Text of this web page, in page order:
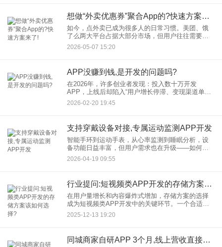
想做“外卖优惠券”聚合App的?快速方案来了!
如今，点外卖已成为很多人的日常习惯。美团、饿
了么两大平台占据大部分市场，但用户往往需要在
两个App之间切换比价、找优惠券，体验并不顺畅。
于是，一个新兴方向应运而生——外卖优惠券聚合
2026-05-07 15:20
APP没赚到钱,是开发的问题吗?
在2026年，许多创业者发现：投入数十万开发
APP，上线后却陷入“用户增长停滞、变现渠道单
一”的困境。APP没赚到钱，真的是开发环节出了问
题吗？答案远非“是”或“否”这般简单，其涉及技术实
2026-02-20 19:45
支持穿戴设备对接,专属运动监测APP开发
智能手环到运动手表，从心率监测到睡眠分析，设
备功能日益丰富，但用户需求也在升级——如何让
数据发挥更大价值？如何通过专属APP实现个性化
运动管理？ 答案在于运动监测APP开发与穿戴设备
2026-04-19 09:55
行业提问:短视频类APP开发的存储方案该如何选择?
在用户量增长和内容爆炸式增加，存储方案的选择
成为短视频类APP开发中的关键环节。一个合适的
存储方案不仅能确保数据安全、提升用户体验，还
能有效控制成本并支持业务扩展。本文将探讨在短
2025-12-13 19:20
同城商家自研APP 3个月,线上营收直接增长60%!